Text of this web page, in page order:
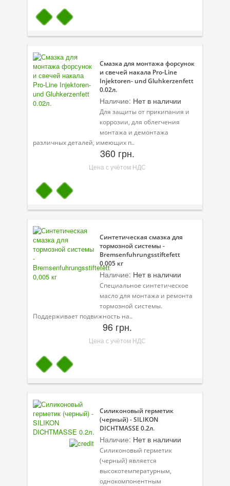
Смазка для монтажа форсунок
и свечей накала Pro-Line
Injektoren- und Gluhkerzenfett
0.02л.
Наличие: Нет в наличии
Для защиты от прикипания и
коррозии, для облегчения
монтажа и демонтажа
различных деталей, имеющих п..
360 грн.
Цена с учётом НДС
Синтетическая смазка для
тормозной системы -
Bremsenfuhrungsstiftefett
0,005 кг
Наличие: Нет в наличии
Специальное синтетическое
масло для монтажа и ремонта
тормозной системы.
Поддерживает подвижность на..
96 грн.
Цена с учётом НДС
Силиконовый герметик
(черный) - SILIKON
DICHTMASSE 0.2л.
Наличие: Нет в наличии
Силиконовый герметик
(черный) является
высокотемпературным,
однокомпонентным